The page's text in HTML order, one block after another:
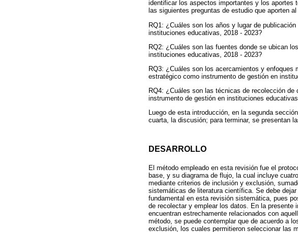
identificar los aspectos importantes y los aportes
las siguientes preguntas de estudio que aporten
RQ1: ¿Cuáles son los años y lugar de
instituciones educativas, 2018 - 2023?
RQ2: ¿Cuáles son las fuentes donde se ubican
instituciones educativas, 2018 - 2023?
RQ3: ¿Cuáles son los acercamientos y
estratégico como instrumento de gestión en
RQ4: ¿Cuáles son las técnicas de recolección
instrumento de gestión en instituciones
Luego de esta introducción, en la segunda
cuarta, la discusión; para terminar, se presentan
DESARROLLO
El método empleado en esta revisión fue el
base, y su diagrama de flujo, la cual incluye
mediante criterios de inclusión y exclusión,
sistemáticas de literatura científica. Se debe
fundamental en esta revisión sistemática, pues
de recolectar y emplear los datos. En la
encuentran estrechamente relacionados con
método, se puede contemplar que de acuerdo a
exclusión, los cuales permitieron seleccionar las